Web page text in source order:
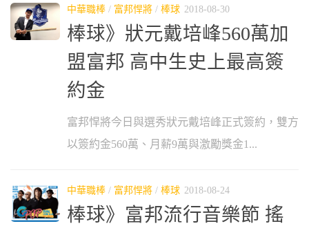
中華職棒 / 富邦悍將 / 棒球 2018-08-30
棒球》狀元戴培峰560萬加
盟富邦 高中生史上最高簽
約金
富邦悍將今日與選秀狀元戴培峰正式簽約，雙方
以簽約金560萬、月薪9萬與激勵獎金1...
中華職棒 / 富邦悍將 / 棒球 2018-08-24
棒球》富邦流行音樂節 搖